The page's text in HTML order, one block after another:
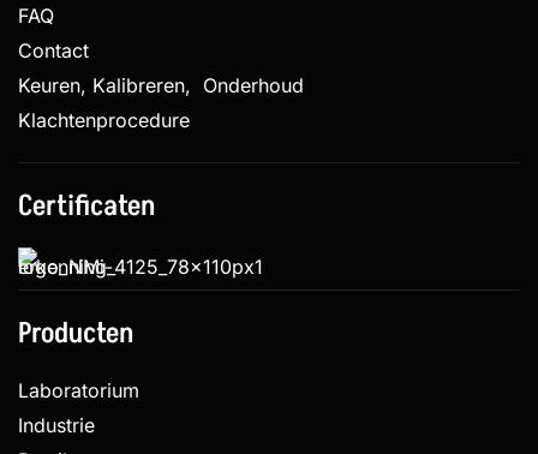
FAQ
Contact
Keuren, Kalibreren, Onderhoud
Klachtenprocedure
Certificaten
Producten
Laboratorium
Industrie